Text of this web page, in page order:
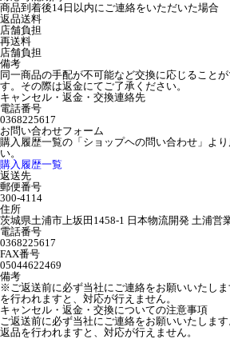
商品到着後14日以内にご連絡をいただいた場合
返品送料
店舗負担
再送料
店舗負担
備考
同一商品の手配が不可能など交換に応じること
す。その際は返金にてご了承ください。
キャンセル・返金・交換連絡先
電話番号
0368225617
お問い合わせフォーム
購入履歴一覧の「ショップヘの問い合わせ」よ
い。
購入履歴一覧
返送先
郵便番号
300-4114
住所
茨城県土浦市上坂田1458-1 日本物流開発 土浦営
電話番号
0368225617
FAX番号
05044622469
備考
※ご返送前に必ず当社にご連絡をお願いいたし
を行われますと、対応が行えません。
キャンセル・返金・交換についての注意事項
ご返送前に必ず当社にご連絡をお願いいたしま
返品を行われますと、対応が行えません。